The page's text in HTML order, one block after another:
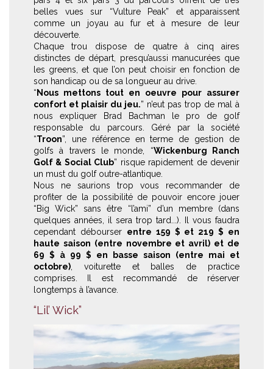
belles vues sur “Vulture Peak” et apparaissent
comme un joyau au fur et à mesure de leur
découverte.
Chaque trou dispose de quatre à cinq aires
distinctes de départ, presqu’aussi manucurées que
les greens, et que l’on peut choisir en fonction de
son handicap ou de sa longueur au drive.
“Nous mettons tout en oeuvre pour assurer
confort et plaisir du jeu.” n’eut pas trop de mal à
nous expliquer Brad Bachman le pro de golf
responsable du parcours. Géré par la société
“Troon”, une référence en terme de gestion de
golfs à travers le monde, “Wickenburg Ranch
Golf & Social Club” risque rapidement de devenir
un must du golf outre-atlantique.
Nous ne saurions trop vous recommander de
profiter de la possibilité de pouvoir encore jouer
“Big Wick” sans être “l’ami” d’un membre (dans
quelques années, il sera trop tard...). Il vous faudra
cependant débourser entre 159 $ et 219 $ en
haute saison (entre novembre et avril) et de
69 $ à 99 $ en basse saison (entre mai et
octobre) , voiturette et balles de practice
comprises. Il est recommandé de réserver
longtemps à l’avance.
“Lil’ Wick”